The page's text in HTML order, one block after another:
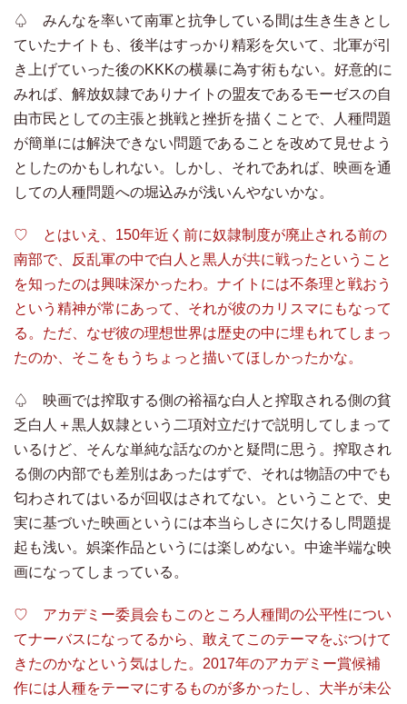
♤ みんなを率いて南軍と抗争している間は生き生きとし
ていたナイトも、後半はすっかり精彩を欠いて、北軍が引
き上げていった後のKKKの横暴に為す術もない。好意的に
みれば、解放奴隷でありナイトの盟友であるモーゼスの自
由市民としての主張と挑戦と挫折を描くことで、人種問題
が簡単には解決できない問題であることを改めて見せよう
としたのかもしれない。しかし、それであれば、映画を通
しての人種問題への堀込みが浅いんやないかな。
♡ とはいえ、150年近く前に奴隷制度が廃止される前の
南部で、反乱軍の中で白人と黒人が共に戦ったということ
を知ったのは興味深かったわ。ナイトには不条理と戦おう
という精神が常にあって、それが彼のカリスマにもなって
る。ただ、なぜ彼の理想世界は歴史の中に埋もれてしまっ
たのか、そこをもうちょっと描いてほしかったかな。
♤ 映画では搾取する側の裕福な白人と搾取される側の貧
乏白人＋黒人奴隷という二項対立だけで説明してしまって
いるけど、そんな単純な話なのかと疑問に思う。搾取され
る側の内部でも差別はあったはずで、それは物語の中でも
匂わされてはいるが回収はされてない。ということで、史
実に基づいた映画というには本当らしさに欠けるし問題提
起も浅い。娯楽作品というには楽しめない。中途半端な映
画になってしまっている。
♡ アカデミー委員会もこのところ人種間の公平性につい
てナーバスになってるから、敢えてこのテーマをぶつけて
きたのかなという気はした。2017年のアカデミー賞候補
作には人種をテーマにするものが多かったし、大半が未公